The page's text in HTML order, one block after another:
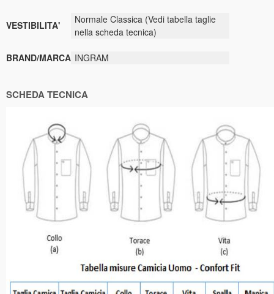
VESTIBILITA'
Normale Classica (Vedi tabella taglie
nella scheda tecnica)
BRAND/MARCA INGRAM
SCHEDA TECNICA